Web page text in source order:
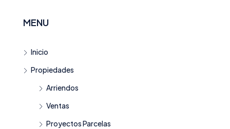
MENU
Inicio
Propiedades
Arriendos
Ventas
Proyectos Parcelas